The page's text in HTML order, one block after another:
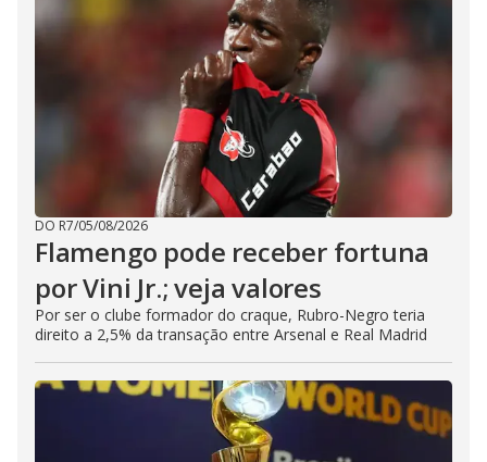
DO R7/05/08/2026
Flamengo pode receber fortuna
por Vini Jr.; veja valores
Por ser o clube formador do craque, Rubro-Negro teria
direito a 2,5% da transação entre Arsenal e Real Madrid